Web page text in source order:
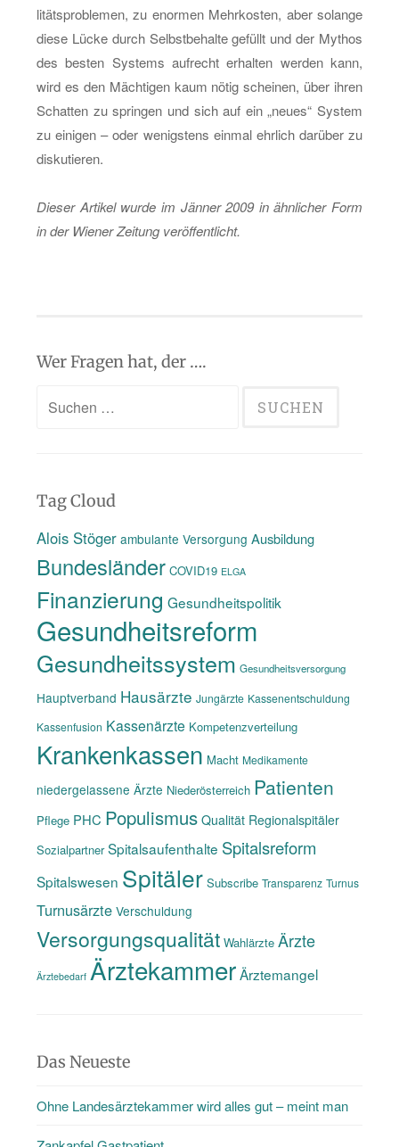
li­täts­pro­ble­men, zu enor­men Mehr­kos­ten, aber so­lan­ge
diese Lücke durch Selbst­be­hal­te ge­füllt und der My­thos
des bes­ten Sys­tems auf­recht er­hal­ten wer­den kann,
wird es den Mäch­ti­gen kaum nötig schei­nen, über ihren
Schat­ten zu sprin­gen und sich auf ein „neues“ Sys­tem
zu ei­ni­gen – oder we­nigs­tens ein­mal ehr­lich dar­über zu
dis­ku­tie­ren.
Die­ser Ar­ti­kel wurde im Jän­ner 2009 in ähn­li­cher Form
in der Wie­ner Zei­tung ver­öf­fent­licht.
Wer Fragen hat, der ….
Suchen
Tag Cloud
Alois Stöger ambulante Versorgung Ausbildung
Bundesländer COVID19 ELGA
Finanzierung Gesundheitspolitik
Gesundheitsreform
Gesundheitssystem Gesundheitsversorgung
Hauptverband Hausärzte Jungärzte Kassenentschuldung
Kassenfusion Kassenärzte Kompetenzverteilung
Krankenkassen Macht Medikamente
niedergelassene Ärzte Niederösterreich Patienten
Pflege PHC Populismus Qualität Regionalspitäler
Sozialpartner Spitalsaufenthalte Spitalsreform
Spitalswesen Spitäler Subscribe Transparenz Turnus
Turnusärzte Verschuldung
Versorgungsqualität Wahlärzte Ärzte
Ärztebedarf ÄrztekammerÄrztemangel
Das Neueste
Ohne Landesärztekammer wird alles gut – meint man